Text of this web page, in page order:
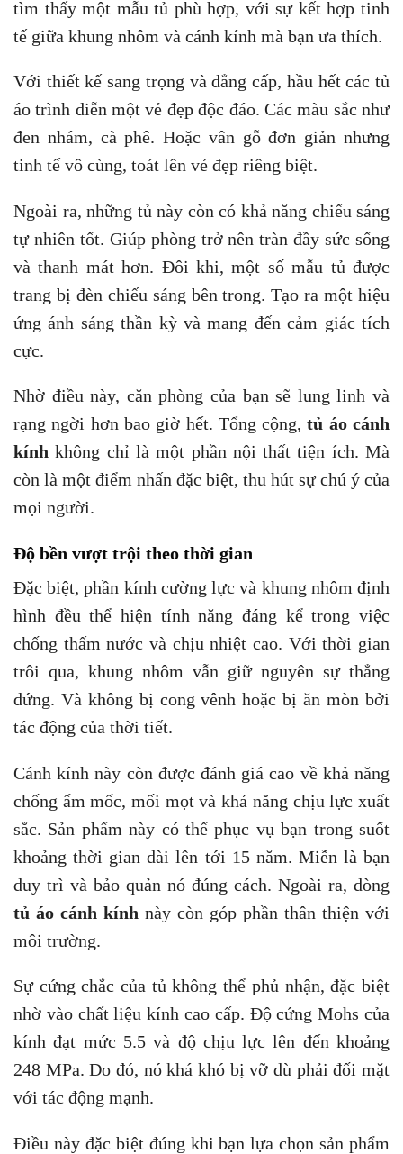
tìm thấy một mẫu tủ phù hợp, với sự kết hợp tinh
tế giữa khung nhôm và cánh kính mà bạn ưa thích.
Với thiết kế sang trọng và đẳng cấp, hầu hết các tủ
áo trình diễn một vẻ đẹp độc đáo. Các màu sắc như
đen nhám, cà phê. Hoặc vân gỗ đơn giản nhưng
tinh tế vô cùng, toát lên vẻ đẹp riêng biệt.
Ngoài ra, những tủ này còn có khả năng chiếu sáng
tự nhiên tốt. Giúp phòng trở nên tràn đầy sức sống
và thanh mát hơn. Đôi khi, một số mẫu tủ được
trang bị đèn chiếu sáng bên trong. Tạo ra một hiệu
ứng ánh sáng thần kỳ và mang đến cảm giác tích
cực.
Nhờ điều này, căn phòng của bạn sẽ lung linh và
rạng ngời hơn bao giờ hết. Tổng cộng,tủ áo cánh
kính không chỉ là một phần nội thất tiện ích. Mà
còn là một điểm nhấn đặc biệt, thu hút sự chú ý của
mọi người.
Độ bền vượt trội theo thời gian
Đặc biệt, phần kính cường lực và khung nhôm định
hình đều thể hiện tính năng đáng kể trong việc
chống thấm nước và chịu nhiệt cao. Với thời gian
trôi qua, khung nhôm vẫn giữ nguyên sự thẳng
đứng. Và không bị cong vênh hoặc bị ăn mòn bởi
tác động của thời tiết.
Cánh kính này còn được đánh giá cao về khả năng
chống ẩm mốc, mối mọt và khả năng chịu lực xuất
sắc. Sản phẩm này có thể phục vụ bạn trong suốt
khoảng thời gian dài lên tới 15 năm. Miễn là bạn
duy trì và bảo quản nó đúng cách. Ngoài ra, dòng
tủ áo cánh kính này còn góp phần thân thiện với
môi trường.
Sự cứng chắc của tủ không thể phủ nhận, đặc biệt
nhờ vào chất liệu kính cao cấp. Độ cứng Mohs của
kính đạt mức 5.5 và độ chịu lực lên đến khoảng
248 MPa. Do đó, nó khá khó bị vỡ dù phải đối mặt
với tác động mạnh.
Điều này đặc biệt đúng khi bạn lựa chọn sản phẩm